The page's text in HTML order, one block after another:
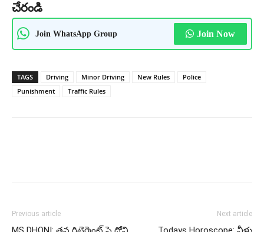
చేరండి
Join WhatsApp Group Join Now
TAGS Driving Minor Driving New Rules
Police
Punishment
Traffic Rules
Previous article Next article